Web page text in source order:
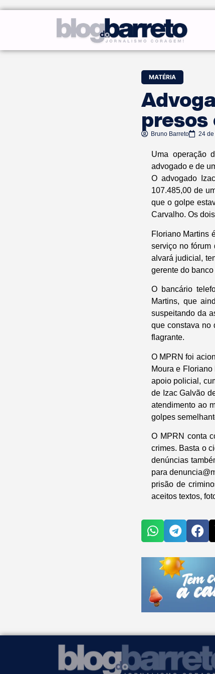
MATÉRIA
presos
Bruno Barreto 24
Uma operação
advogado e de
O advogado
107.485,00 de
que o golpe
Carvalho. Os
Floriano Martins
serviço no fórum
alvará judicial,
gerente do
O bancário
Martins, que
suspeitando da
que constava no
flagrante.
O MPRN foi
Moura e
apoio policial,
de Izac Galvão
atendimento ao
golpes
O MPRN conta
crimes. Basta o
denúncias
para
prisão de
aceitos textos,